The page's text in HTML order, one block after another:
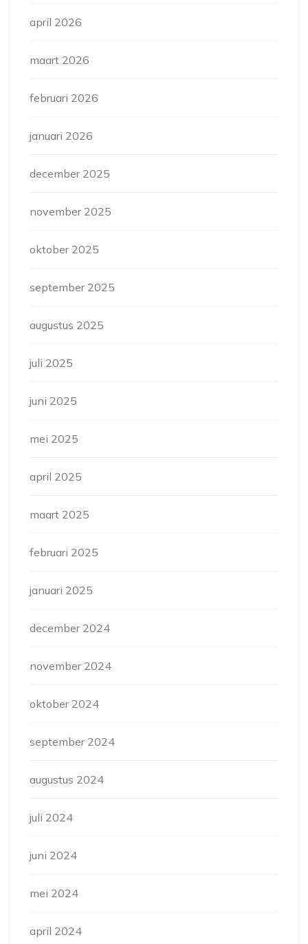
april 2026
maart 2026
februari 2026
januari 2026
december 2025
november 2025
oktober 2025
september 2025
augustus 2025
juli 2025
juni 2025
mei 2025
april 2025
maart 2025
februari 2025
januari 2025
december 2024
november 2024
oktober 2024
september 2024
augustus 2024
juli 2024
juni 2024
mei 2024
april 2024